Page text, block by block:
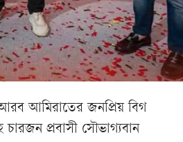
আমিরাতের জনপ্রিয় বিগ
চারজন প্রবাসী সৌভাগ্যবান